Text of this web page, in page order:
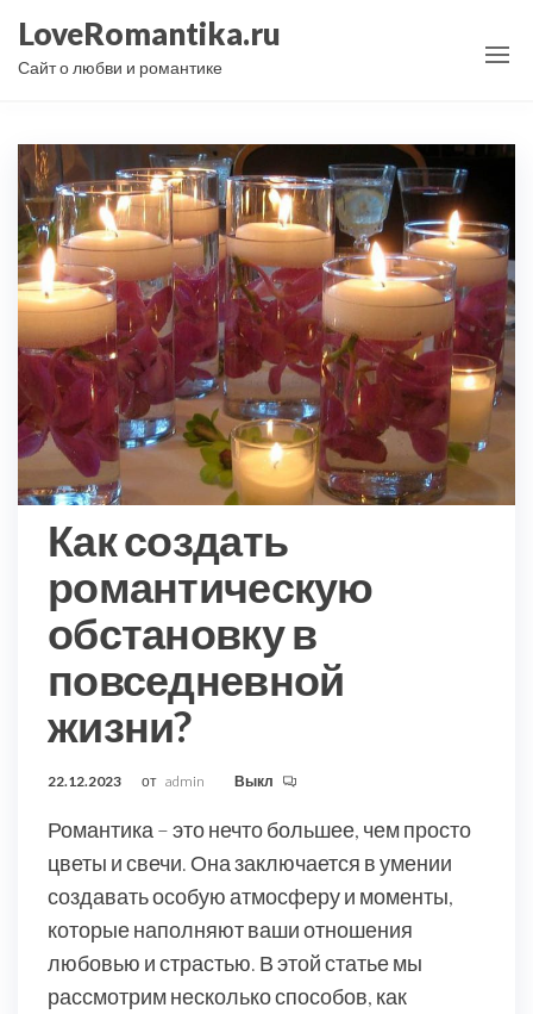
содержимому
LoveRomantika.ru
Сайт о любви и романтике
Как создать
романтическую
обстановку в
повседневной
жизни?
22.12.2023 от admin Выкл
Романтика – это нечто большее, чем просто
цветы и свечи. Она заключается в умении
создавать особую атмосферу и моменты,
которые наполняют ваши отношения
любовью и страстью. В этой статье мы
рассмотрим несколько способов, как